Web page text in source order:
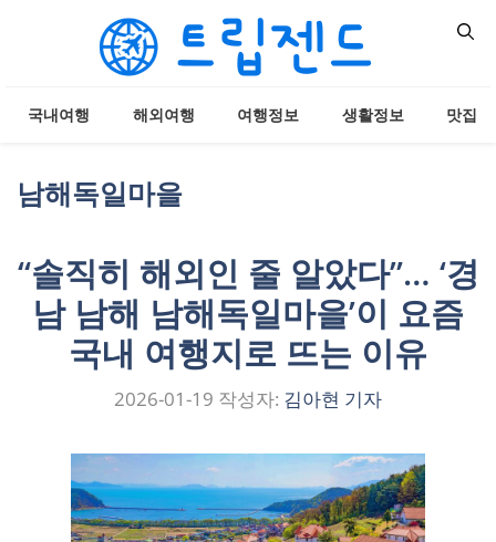
국내여행 해외여행 여행정보 생활정보 맛집
남해독일마을
“솔직히 해외인 줄 알았다”… ‘경
남 남해 남해독일마을’이 요즘
국내 여행지로 뜨는 이유
2026-01-19 작성자: 김아현 기자